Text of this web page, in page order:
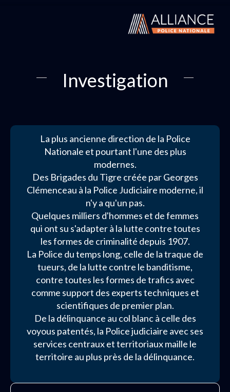
Investigation
La plus ancienne direction de la Police
Nationale et pourtant l'une des plus
modernes.
Des Brigades du Tigre créée par Georges
Clémenceau à la Police Judiciaire moderne, il
n'y a qu'un pas.
Quelques milliers d'hommes et de femmes
qui ont su s'adapter à la lutte contre toutes
les formes de criminalité depuis 1907.
La Police du temps long, celle de la traque de
tueurs, de la lutte contre le banditisme,
contre toutes les formes de trafics avec
comme support des experts techniques et
scientifiques de premier plan.
De la délinquance au col blanc à celle des
voyous patentés, la Police judiciaire avec ses
services centraux et territoriaux maille le
territoire au plus près de la délinquance.